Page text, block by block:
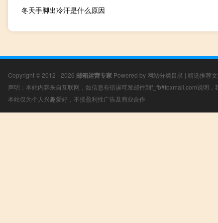
冬天手脚出冷汗是什么原因
Copyright © 2012 - 2026 邮箱运营专家 Powered by 网站分类目录 | 精选推荐
声明：本站内容来自互联网，如信息有错误可发邮件到f_fb#foxmail.com说明，
本站仅为个人兴趣爱好，不接盈利性广告及商业合作